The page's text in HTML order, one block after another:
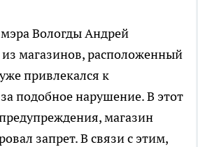
Вологды Андрей
магазинов, расположенный
привлекался к
подобное нарушение. В этот
магазин
запрет. В связи с этим,